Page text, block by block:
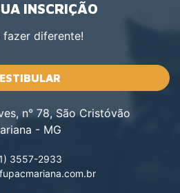
INSCRIÇÃO
fazer diferente!
n° 78, São Cristóvão
- MG
3557-2933